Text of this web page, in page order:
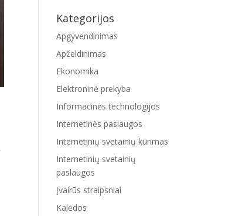
Kategorijos
Apgyvendinimas
Apželdinimas
Ekonomika
Elektroninė prekyba
Informacinės technologijos
Internetinės paslaugos
Internetinių svetainių kūrimas
Internetinių svetainių
paslaugos
Įvairūs straipsniai
Kalėdos